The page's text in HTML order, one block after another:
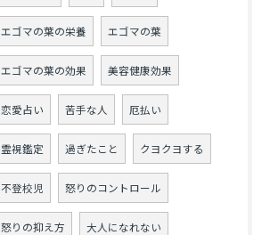
エゴマの葉の栄養 エゴマの葉
エゴマの葉の効果 美容健康効果
恋愛占い 苦手な人 厄払い
霊視鑑定 過ぎたこと クヨクヨする
不登校児 怒りのコントロール
怒りの抑え方 大人になれない